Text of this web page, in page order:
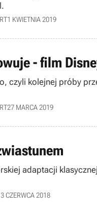
1 KWIETNIA 2019
- film
czyli kolejnej próby
27 MARCA 2019
adaptacji
CZERWCA 2018